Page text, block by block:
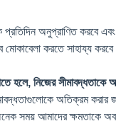
অনুপ্রাণিত করবে
মোকাবেলা করতে সাহায্য
হলে, নিজের
অতিক্রম করার
সময় আমাদের ক্ষমতাকে